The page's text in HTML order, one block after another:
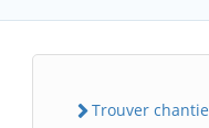
Trouver